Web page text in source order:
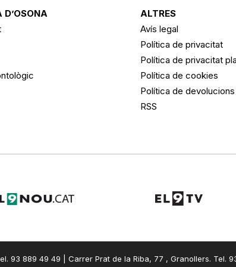
D’OSONA
ALTRES
Avís legal
Política de privacitat
Política de privacitat
Política de cookies
Política de devolucions
RSS
93 889 49 49 | Carrer Prat de la Riba, 77 , Granollers. Tel.